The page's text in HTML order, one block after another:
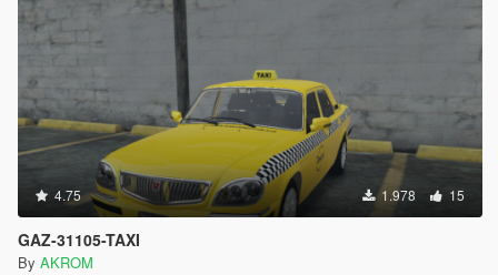
4.75 1.978 15
GAZ-31105-TAXI
By AKROM